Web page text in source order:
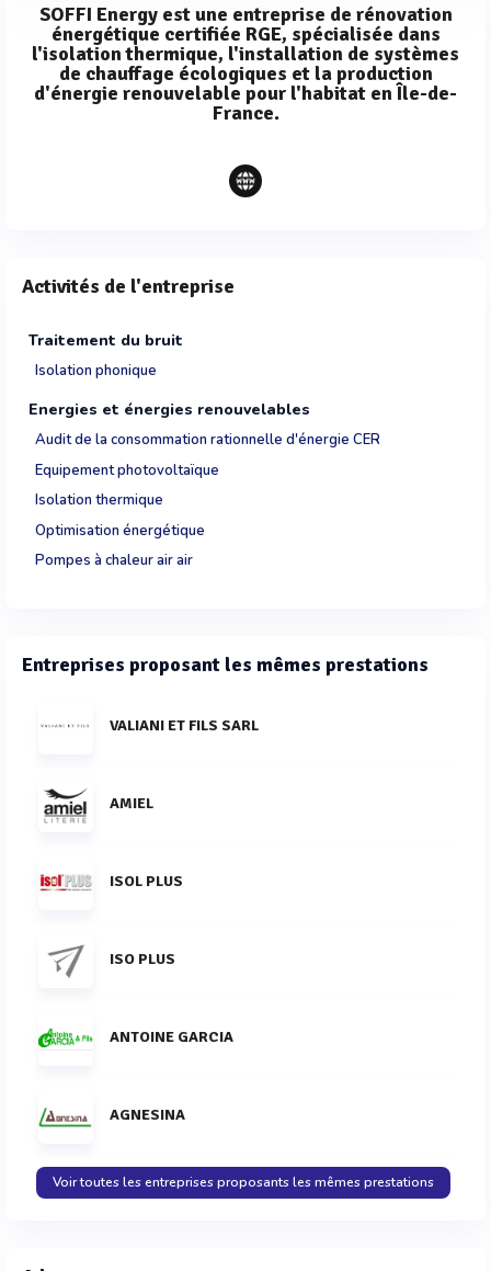
SOFFI Energy est une entreprise de rénovation
énergétique certifiée RGE, spécialisée dans
l'isolation thermique, l'installation de systèmes
de chauffage écologiques et la production
d'énergie renouvelable pour l'habitat en Île-de-
France.
Activités de l'entreprise
Traitement du bruit
Isolation phonique
Energies et énergies renouvelables
Audit de la consommation rationnelle d'énergie CER
Equipement photovoltaïque
Isolation thermique
Optimisation énergétique
Pompes à chaleur air air
Entreprises proposant les mêmes prestations
VALIANI ET FILS SARL
AMIEL
ISOL PLUS
ISO PLUS
ANTOINE GARCIA
AGNESINA
Voir toutes les entreprises proposants les mêmes prestations